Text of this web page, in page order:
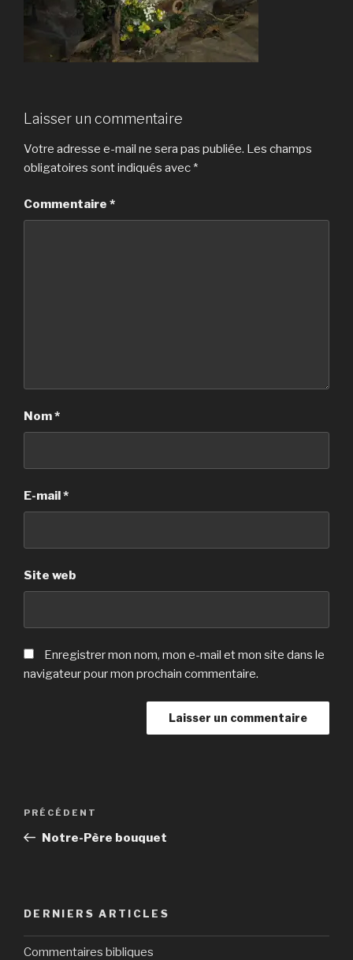
Laisser un commentaire
Votre adresse e-mail ne sera pas publiée. Les champs
obligatoires sont indiqués avec *
Commentaire *
Nom*
E-mail*
Site web
Enregistrer mon nom, mon e-mail et mon site dans le
navigateur pour mon prochain commentaire.
Navigation
l’article
Article
précédent
PRÉCÉDENT
Notre-Père bouquet
DERNIERS ARTICLES
Commentaires bibliques